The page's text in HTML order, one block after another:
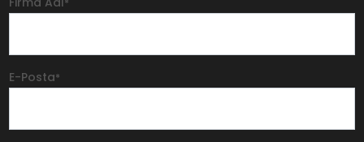
*
E-Posta*